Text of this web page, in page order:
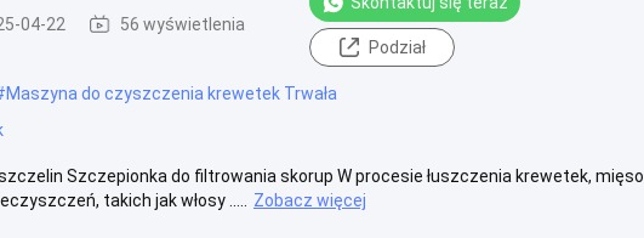
04-22 56 wyświetlenia
Podział
Maszyna do czyszczenia krewetek Trwała
Szczepionka do filtrowania skorup W procesie łuszczenia krewetek, mięso
takich jak włosy .....
Zobacz więcej